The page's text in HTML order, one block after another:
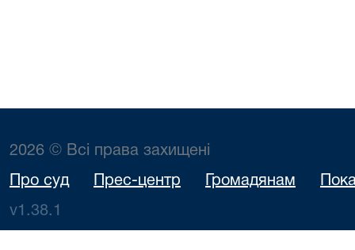
2026 © Всі права захищені
Про суд Прес-центр Громадянам
v1.38.1